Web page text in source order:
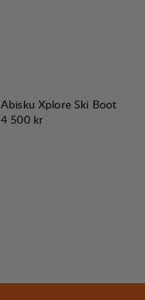
Abisku Xplore Ski Boot
Pris:
4 500 kr